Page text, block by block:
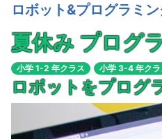
ロボット&プログラミ
夏休み プログ
小学 1-2 年クラス 小学 3-4 年クラ
ロボットをプログ